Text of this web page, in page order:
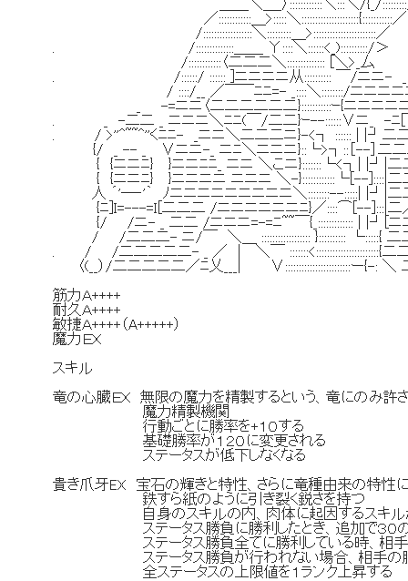
＿＿＼＿_〉::::::::::::＼:::＼/{_/
／::::::::::::＿>:::::＼:::::::::::::::::::::{:::::::::::／
/::::::::::::::::::＼:::::::::＿>:::::::::::::::::::::::／
. /::::::::::::::＿＿ Υ::::＼::::::<_)::::::::::/＞
/::::::::::::〈二二二＼:::::::::::::: [＼>_厶
. /::::::/ :::::: ]ニニニニ从:::::::::: ￣/ニニ- _
/ ::::/__ ／￣￣ﾆﾆ=- _::::＼::::::::/ニニニニ
_ -=ニニ〈二二二二二二}:::::::::::ｰ{ニニニニニ
. _ -二二 _ ニニニ＼ﾆﾆ(￣/二二}ｰ--::::::∨ニ_ -ﾆ[
. / >''^~~^''くﾆﾆ- _ニニ＼二二二ニ}-<┐ :::::: | |┘二
{/ _ -- _ ∨ニニ-_ ニﾆ＼ニニニ}::└>┐::［--］二二
{ {ニニﾆ} }ニニﾆﾆ_ ニニ ＼こニ}:::::::└<┐| |┘|二
{ {ニニﾆ} }ニニニニ ニニニ ＼-}::::::::::::└[--]::::|二
人 ´'―‐'｀ ﾉニニニニニニニニニ＼::::::::--:::::| |┘|二
{ﾆ]I=---=I[二二二 /ニニニニニニﾆ}／::::⌒[--]:::|二
{/ /ニ- _ 二二 /ニニニ=-=ﾆ~~￣{_::::::::::::: | |┘[ニ
/ /二二二- ニ/￣ ＼＿ :::::::::::::::::: }:::::::::: └:::::{ 二
. / /二二二二二- _ ／ | ＼￣ :::::::<:::::::::::::::::::::::{二
〈(__）/二二二二二／ﾆ乂___| ∨::::::::::::::::::::::::ー{-:
筋力Ａ++++
耐久Ａ++++
敏捷Ａ++++（A+++++）
魔力ＥＸ
スキル
竜の心臓ＥＸ 無限の魔力を精製するという、竜にのみ許
魔力精製機関
行動ごとに勝率を+１０する
基礎勝率が１２０に変更される
ステータスが低下しなくなる
貴き爪牙EX 宝石の輝きと特性、さらに竜種由来の特性
鉄すら紙のように引き裂く鋭さを持つ
自身のスキルの内、肉体に起因するスキルが敵
ステータス勝負に勝利したとき、追加で３０の
ステータス勝負全てに勝利している時、相手の
ステータス勝負が行われない場合、相手の勝
全ステータスの上限値を１ランク上昇する